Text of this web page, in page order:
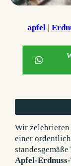
apfel |
Wir
einer
Apfel-